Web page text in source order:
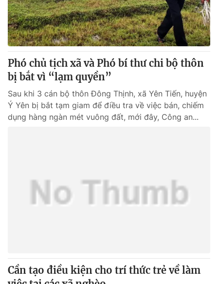
Phó chủ tịch xã và Phó bí thư chi bộ thôn
bị bắt vì “lạm quyền”
Sau khi 3 cán bộ thôn Đông Thịnh, xã Yên Tiến, huyện
Ý Yên bị bắt tạm giam để điều tra về việc bán, chiếm
dụng hàng ngàn mét vuông đất, mới đây, Công an...
Cần tạo điều kiện cho trí thức trẻ về làm